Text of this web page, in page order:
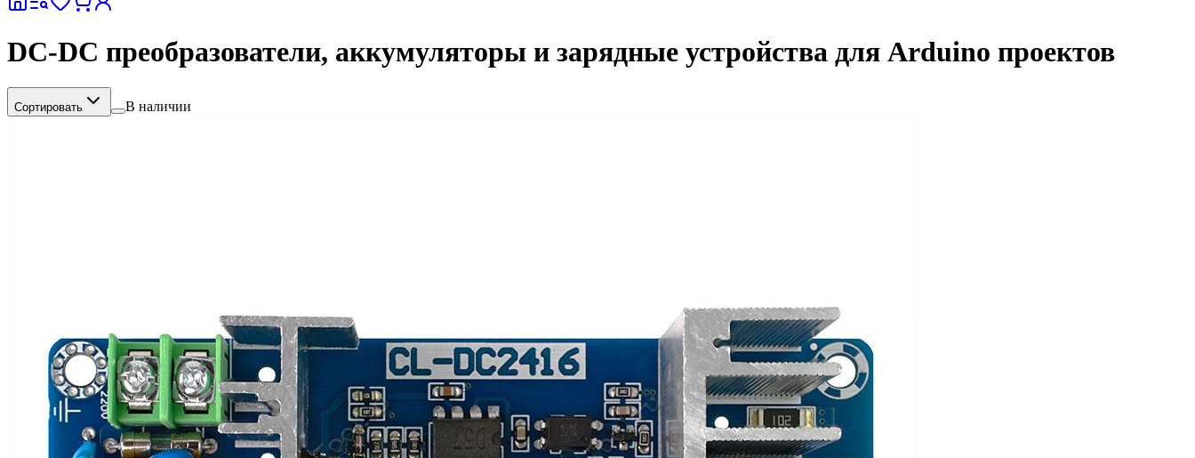
DC-DC преобразователи, аккумуляторы и зарядные устройства для Arduino проектов
Сортировать В наличии